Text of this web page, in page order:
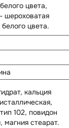
белого цвета,
шероховатая
цвета.
кальция
102, повидон
магния стеарат.